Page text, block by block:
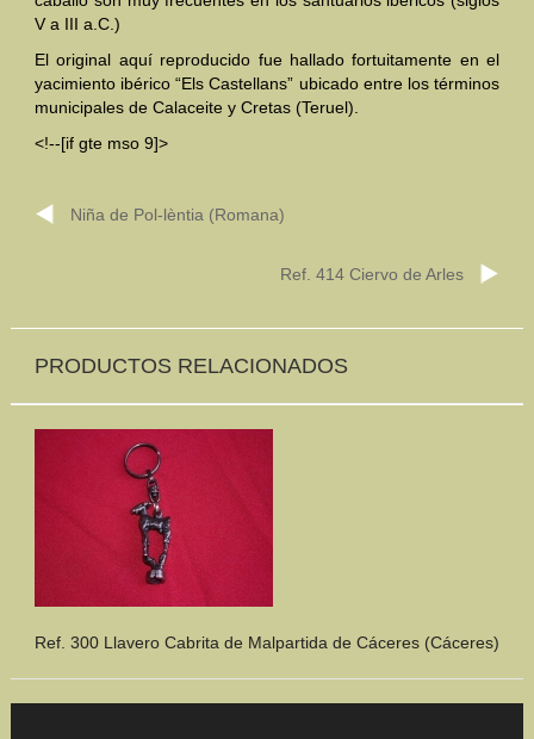
BUSCAR
V a III a.C.)
El original aquí reproducido fue hallado fortuitamente en el
yacimiento ibérico “Els Castellans” ubicado entre los términos
municipales de Calaceite y Cretas (Teruel).
<!--[if gte mso 9]>
Niña de Pol-lèntia (Romana)
Ref. 414 Ciervo de Arles
PRODUCTOS RELACIONADOS
Ref. 300 Llavero Cabrita de Malpartida de Cáceres (Cáceres)